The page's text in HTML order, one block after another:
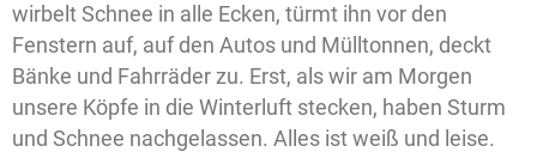
wirbelt Schnee in alle Ecken, türmt ihn vor den
Fenstern auf, auf den Autos und Mülltonnen, deckt
Bänke und Fahrräder zu. Erst, als wir am Morgen
unsere Köpfe in die Winterluft stecken, haben Sturm
und Schnee nachgelassen. Alles ist weiß und leise.